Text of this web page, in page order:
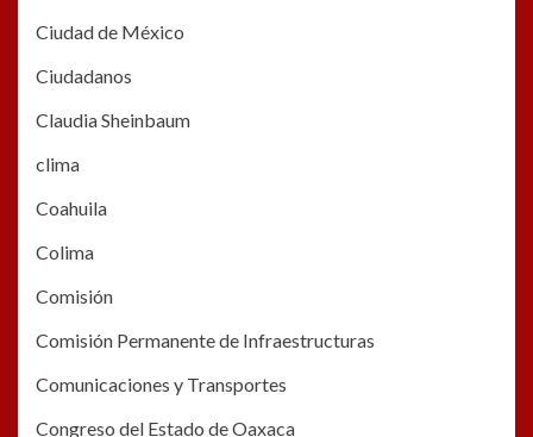
Ciudad de México
Ciudadanos
Claudia Sheinbaum
clima
Coahuila
Colima
Comisión
Comisión Permanente de Infraestructuras
Comunicaciones y Transportes
Congreso del Estado de Oaxaca